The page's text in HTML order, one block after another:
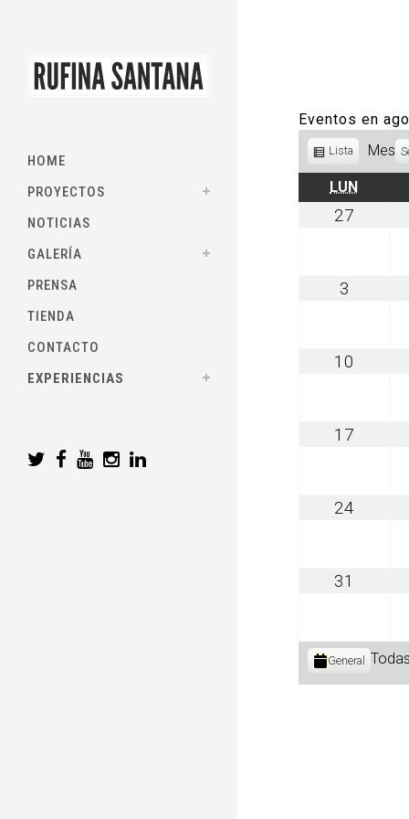
HOME
PROYECTOS
NOTICIAS
GALERÍA
PRENSA
TIENDA
CONTACTO
EXPERIENCIAS
Eventos en
Ver
Lista Mes
LUNLUNES
27
3
10
17
24
31
Categorías
General